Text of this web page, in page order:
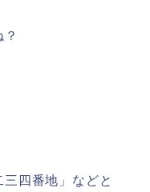
四番地」などと